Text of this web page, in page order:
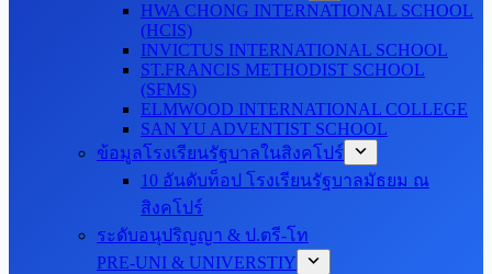
HWA CHONG INTERNATIONAL SCHOOL
(HCIS)
INVICTUS INTERNATIONAL SCHOOL
ST.FRANCIS METHODIST SCHOOL
(SFMS)
ELMWOOD INTERNATIONAL COLLEGE
SAN YU ADVENTIST SCHOOL
ข้อมูลโรงเรียนรัฐบาลในสิงคโปร์
10 อันดับท็อป โรงเรียนรัฐบาลมัธยม ณ
สิงคโปร์
ระดับอนุปริญญา & ป.ตรี-โท
PRE-UNI & UNIVERSTIY